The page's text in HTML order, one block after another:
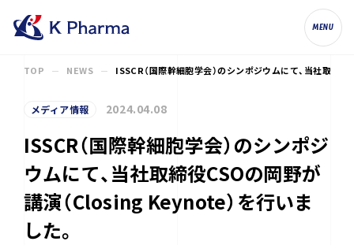
株式会社ケイファーマ（K Pharma, Inc.
MENU
TOP NEWS ISSCR（国際幹細胞学会）のシンポジウムにて、当社取
メディア情報 2024.04.08
ISSCR（国際幹細胞学会）のシンポジ
ウムにて、当社取締役CSOの岡野が
講演（Closing Keynote）を行いま
した。